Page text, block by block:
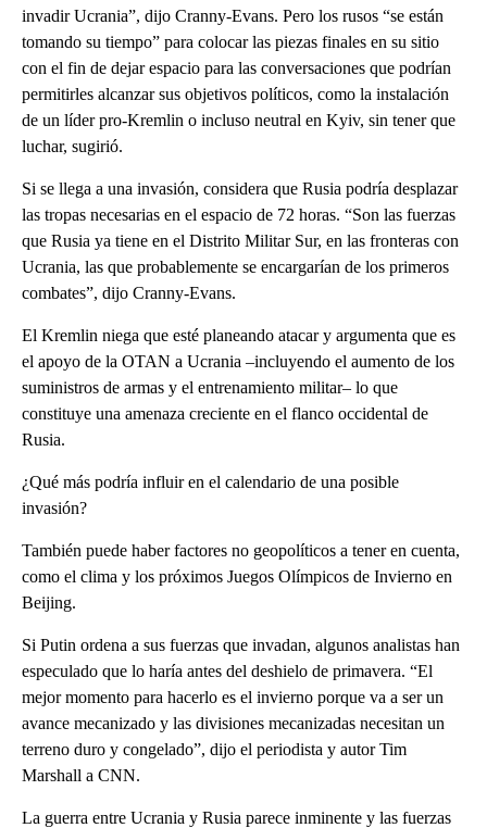
invadir Ucrania”, dijo Cranny-Evans. Pero los rusos “se están
tomando su tiempo” para colocar las piezas finales en su sitio
con el fin de dejar espacio para las conversaciones que podrían
permitirles alcanzar sus objetivos políticos, como la instalación
de un líder pro-Kremlin o incluso neutral en Kyiv, sin tener que
luchar, sugirió.
Si se llega a una invasión, considera que Rusia podría desplazar
las tropas necesarias en el espacio de 72 horas. “Son las fuerzas
que Rusia ya tiene en el Distrito Militar Sur, en las fronteras con
Ucrania, las que probablemente se encargarían de los primeros
combates”, dijo Cranny-Evans.
El Kremlin niega que esté planeando atacar y argumenta que es
el apoyo de la OTAN a Ucrania –incluyendo el aumento de los
suministros de armas y el entrenamiento militar– lo que
constituye una amenaza creciente en el flanco occidental de
Rusia.
¿Qué más podría influir en el calendario de una posible
invasión?
También puede haber factores no geopolíticos a tener en cuenta,
como el clima y los próximos Juegos Olímpicos de Invierno en
Beijing.
Si Putin ordena a sus fuerzas que invadan, algunos analistas han
especulado que lo haría antes del deshielo de primavera. “El
mejor momento para hacerlo es el invierno porque va a ser un
avance mecanizado y las divisiones mecanizadas necesitan un
terreno duro y congelado”, dijo el periodista y autor Tim
Marshall a CNN.
La guerra entre Ucrania y Rusia parece inminente y las fuerzas